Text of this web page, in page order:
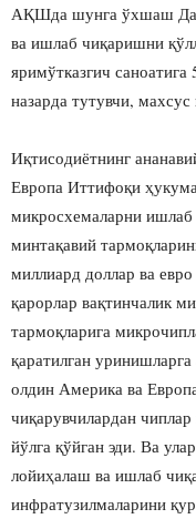
АҚШда шунга ўхшаш
ва ишлаб чиқаришни
яримўтказгич
назарда тутувчи,
Иқтисодиётнинг
Европа Иттифоқи
микросхемаларни
минтақавий
миллиард доллар ва
қарорлар вақтинчалик
тармоқларига
қаратилган
олдин Америка ва
чиқарувчилардан
йўлга қўйган эди. Ва
лойиҳалаш ва ишлаб
инфратузилмаларини